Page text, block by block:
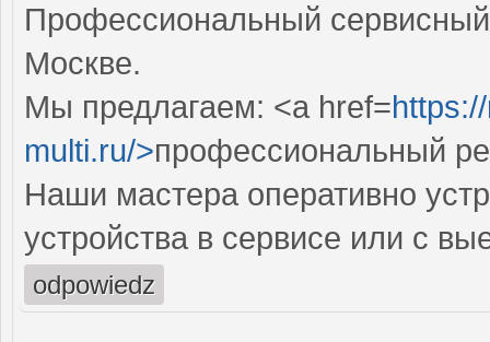
Профессиональный
Москве.
Мы предлагаем: <a href=
multi.ru/>профессиональный
Наши мастера оперативно
устройства в сервисе или с
odpowiedz